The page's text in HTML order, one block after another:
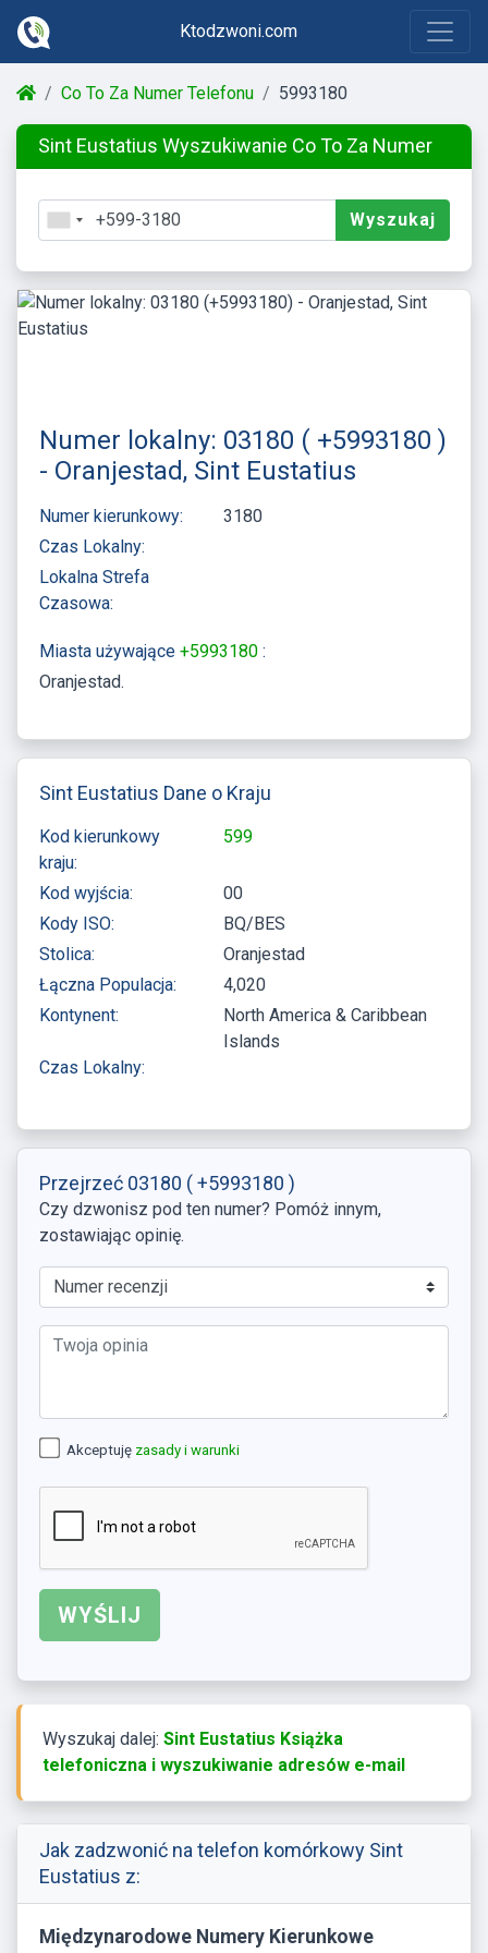
Ktodzwoni.com
Co To Za Numer Telefonu 5993180
Sint Eustatius Wyszukiwanie Co To Za Numer
Wyszukaj
Numer lokalny: 03180 ( +5993180 )
- Oranjestad, Sint Eustatius
Numer kierunkowy:
3180
Czas Lokalny:
Lokalna Strefa
Czasowa:
Miasta używające +5993180 :
Oranjestad
Sint Eustatius Dane o Kraju
Kod kierunkowy
kraju:
599
Kod wyjścia:
00
Kody ISO:
BQ/BES
Stolica:
Oranjestad
Łączna Populacja:
4,020
Kontynent:
North America & Caribbean
Islands
Czas Lokalny:
Przejrzeć 03180 ( +5993180 )
Czy dzwonisz pod ten numer? Pomóż innym,
zostawiając opinię.
Akceptuję zasady i warunki
Wyszukaj dalej: Sint Eustatius Książka
telefoniczna i wyszukiwanie adresów e-mail
Jak zadzwonić na telefon komórkowy Sint
Eustatius z:
Międzynarodowe Numery Kierunkowe